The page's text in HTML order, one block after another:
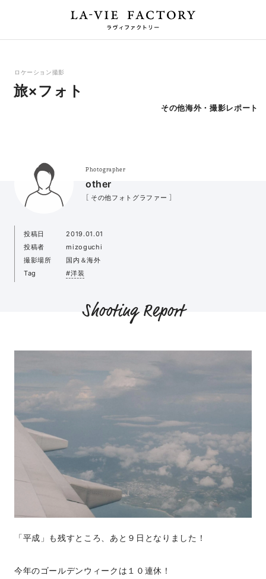
ロケーション撮影
旅×フォト
その他海外・撮影レポート
Photographer
other
［ その他フォトグラファー ］
投稿日
2019.01.01
投稿者
mizoguchi
撮影場所
国内＆海外
Tag
#洋装
Shooting Report
「平成」も残すところ、あと９日となりました！
今年のゴールデンウィークは１０連休！